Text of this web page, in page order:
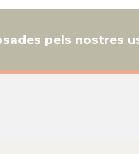
pels nostres